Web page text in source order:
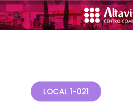
Saltar
LOCAL 1-021